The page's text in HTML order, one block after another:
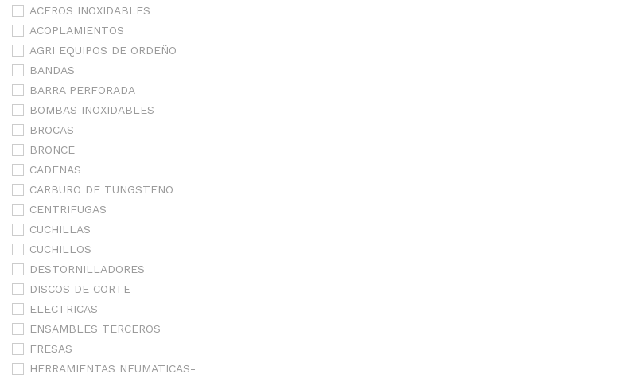
ACEROS INOXIDABLES
ACOPLAMIENTOS
AGRI EQUIPOS DE ORDEÑO
BANDAS
BARRA PERFORADA
BOMBAS INOXIDABLES
BROCAS
BRONCE
CADENAS
CARBURO DE TUNGSTENO
CENTRIFUGAS
CUCHILLAS
CUCHILLOS
DESTORNILLADORES
DISCOS DE CORTE
ELECTRICAS
ENSAMBLES TERCEROS
FRESAS
HERRAMIENTAS NEUMATICAS-